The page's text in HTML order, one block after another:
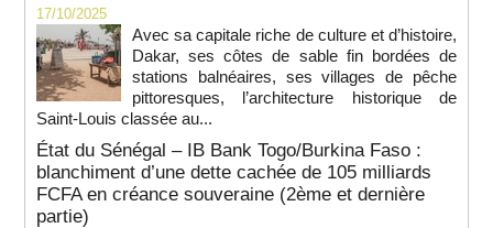
17/10/2025
Avec sa capitale riche de culture et d’histoire,
Dakar, ses côtes de sable fin bordées de
stations balnéaires, ses villages de pêche
pittoresques, l’architecture historique de
Saint-Louis classée au...
État du Sénégal – IB Bank Togo/Burkina Faso :
blanchiment d’une dette cachée de 105 milliards
FCFA en créance souveraine (2ème et dernière
partie)